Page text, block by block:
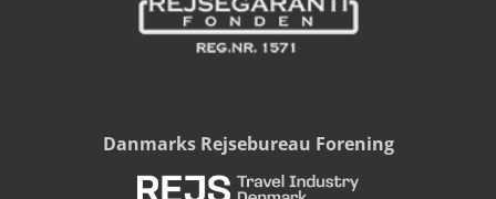
Danmarks Rejsebureau Forening